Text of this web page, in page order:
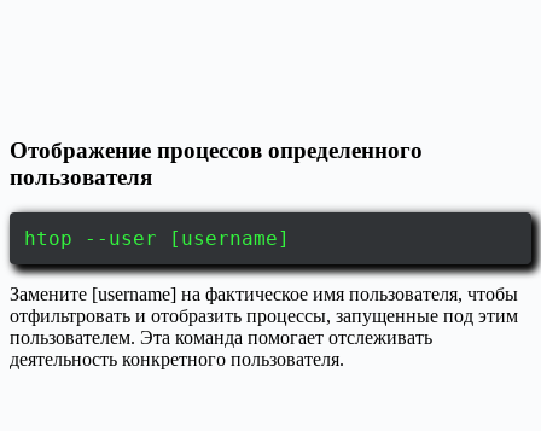
Отображение процессов определенного
пользователя
htop --user [username]
Замените [username] на фактическое имя пользователя, чтобы
отфильтровать и отобразить процессы, запущенные под этим
пользователем. Эта команда помогает отслеживать
деятельность конкретного пользователя.